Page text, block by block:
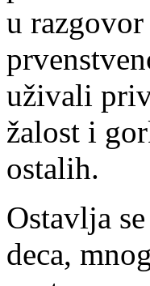
u
uživali
žalost i
ostalih.
Ostavlja
deca,